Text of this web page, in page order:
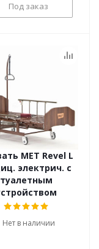
Под заказ
MET Revel L
электрич. с
туалетным
Нет в наличии